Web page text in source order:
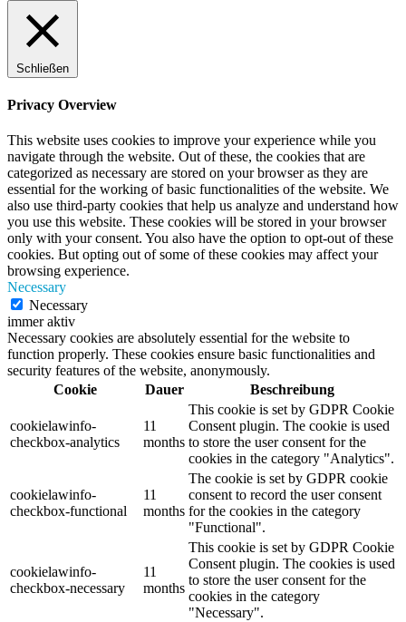
Schließen
Privacy Overview
This website uses cookies to improve your experience while you
navigate through the website. Out of these, the cookies that are
categorized as necessary are stored on your browser as they are
essential for the working of basic functionalities of the website. We
also use third-party cookies that help us analyze and understand how
you use this website. These cookies will be stored in your browser
only with your consent. You also have the option to opt-out of these
cookies. But opting out of some of these cookies may affect your
browsing experience.
Necessary
Necessary
immer aktiv
Necessary cookies are absolutely essential for the website to
function properly. These cookies ensure basic functionalities and
security features of the website, anonymously.
Cookie
Dauer Beschreibung
cookielawinfo-
checkbox-analytics
11
months
This cookie is set by GDPR Cookie
Consent plugin. The cookie is used
to store the user consent for the
cookies in the category "Analytics".
cookielawinfo-
checkbox-functional
11
months
The cookie is set by GDPR cookie
consent to record the user consent
for the cookies in the category
"Functional".
cookielawinfo-
checkbox-necessary
11
months
This cookie is set by GDPR Cookie
Consent plugin. The cookies is used
to store the user consent for the
cookies in the category
"Necessary".